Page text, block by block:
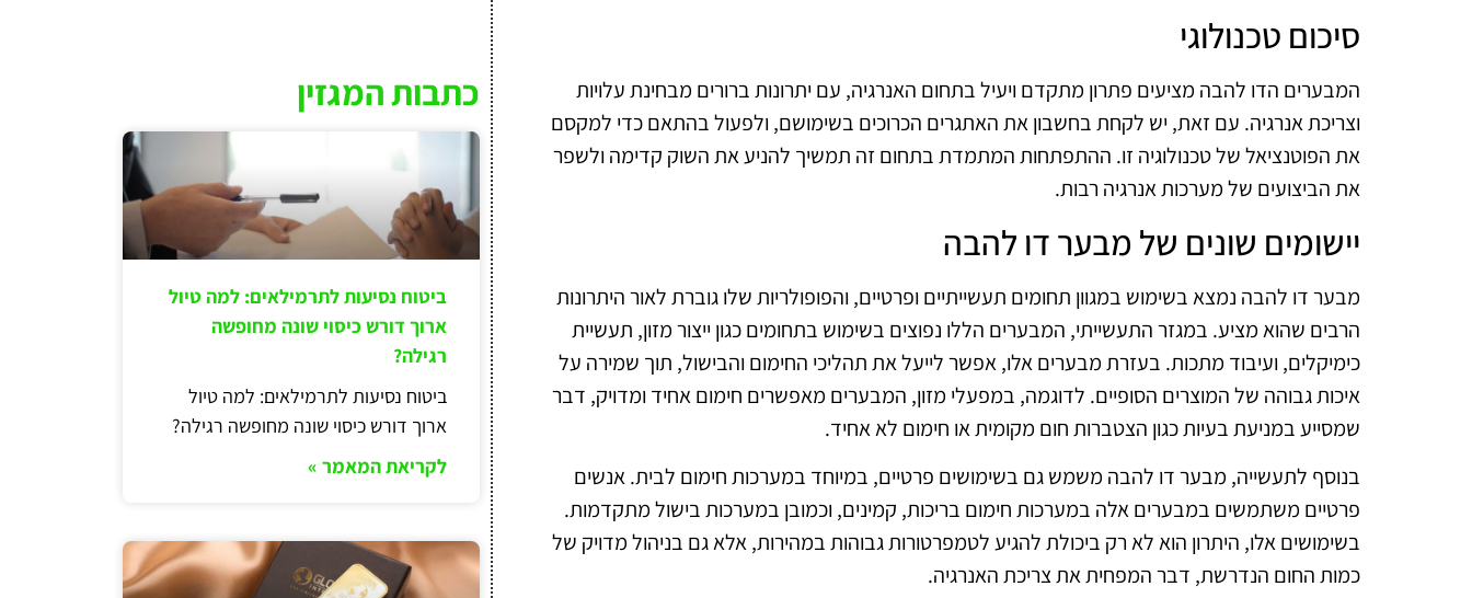
סיכום טכנולוגי
המבערים הדו להבה מציעים פתרון מתקדם ויעיל בתחום האנרגיה, עם יתרונות ברורים מבחינת עלויות
וצריכת אנרגיה. עם זאת, יש לקחת בחשבון את האתגרים הכרוכים בשימושם, ולפעול בהתאם כדי למקסם
את הפוטנציאל של טכנולוגיה זו. ההתפתחות המתמדת בתחום זה תמשיך להניע את השוק קדימה ולשפר
את הביצועים של מערכות אנרגיה רבות.
יישומים שונים של מבער דו להבה
מבער דו להבה נמצא בשימוש במגוון תחומים תעשייתיים ופרטיים, והפופולריות שלו גוברת לאור היתרונות
הרבים שהוא מציע. במגזר התעשייתי, המבערים הללו נפוצים בשימוש בתחומים כגון ייצור מזון, תעשיית
כימיקלים, ועיבוד מתכות. בעזרת מבערים אלו, אפשר לייעל את תהליכי החימום והבישול, תוך שמירה על
איכות גבוהה של המוצרים הסופיים. לדוגמה, במפעלי מזון, המבערים מאפשרים חימום אחיד ומדויק, דבר
שמסייע במניעת בעיות כגון הצטברות חום מקומית או חימום לא אחיד.
בנוסף לתעשייה, מבער דו להבה משמש גם בשימושים פרטיים, במיוחד במערכות חימום לבית. אנשים
פרטיים משתמשים במבערים אלה במערכות חימום בריכות, קמינים, וכמובן במערכות בישול מתקדמות.
בשימושים אלו, היתרון הוא לא רק ביכולת להגיע לטמפרטורות גבוהות במהירות, אלא גם בניהול מדויק של
כמות החום הנדרשת, דבר המפחית את צריכת האנרגיה.
כתבות המגזין
ביטוח נסיעות לתרמילאים: למה טיול
ארוך דורש כיסוי שונה מחופשה
רגילה?
ביטוח נסיעות לתרמילאים: למה טיול
ארוך דורש כיסוי שונה מחופשה רגילה?
לקריאת המאמר »